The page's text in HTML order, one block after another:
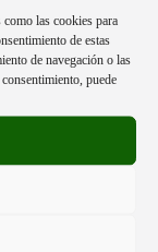
las cookies para
de estas
de navegación o las
puede
verstärkt
Impfstoffe
für Qualität,
das Leben und die
zu